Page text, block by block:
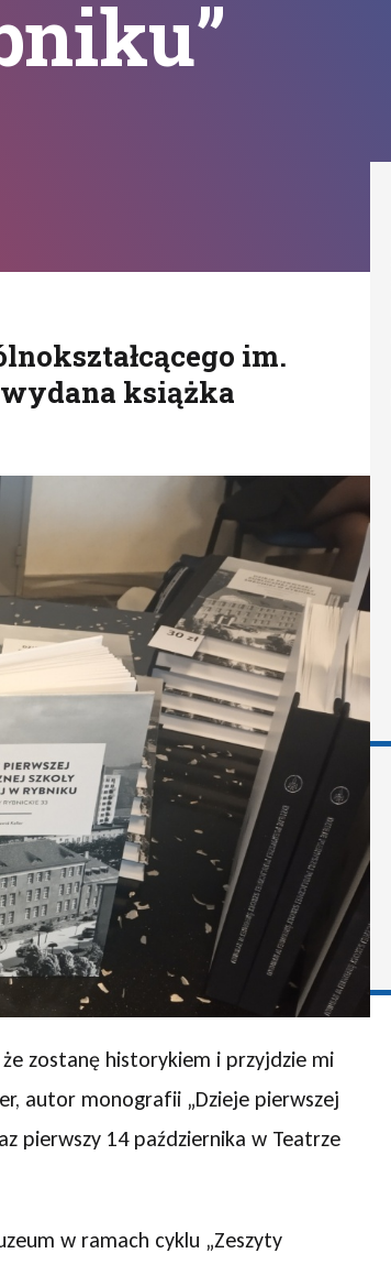
im.
książka
zostanę historykiem i przyjdzie mi
autor monografii „Dzieje pierwszej
pierwszy 14 października w Teatrze
w ramach cyklu „Zeszyty